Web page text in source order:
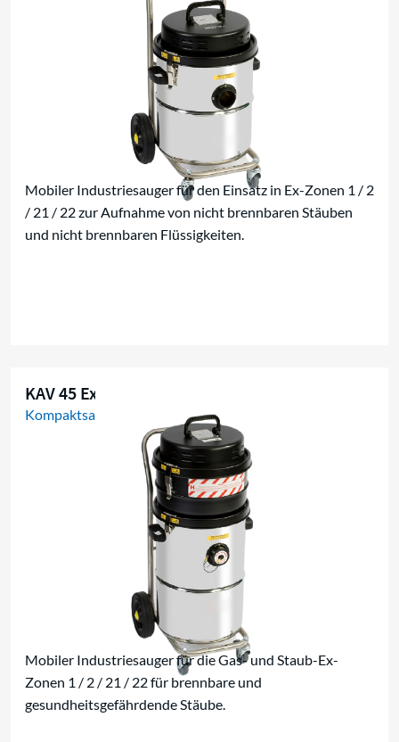
Mobiler Industriesauger für den Einsatz in Ex-Zonen 1 / 2
/ 21 / 22 zur Aufnahme von nicht brennbaren Stäuben
und nicht brennbaren Flüssigkeiten.
KAV 45 Ex H
Kompaktsauger
Mobiler Industriesauger für die Gas- und Staub-Ex-
Zonen 1 / 2 / 21 / 22 für brennbare und
gesundheitsgefährdende Stäube.